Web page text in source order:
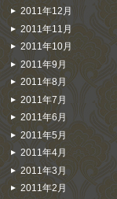
2011年12月
2011年11月
2011年10月
2011年9月
2011年8月
2011年7月
2011年6月
2011年5月
2011年4月
2011年3月
2011年2月